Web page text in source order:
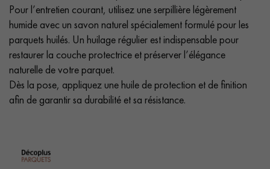
Pour l’entretien courant, utilisez une serpillière légèrement
humide avec un savon naturel spécialement formulé pour les
parquets huilés. Un huilage régulier est indispensable pour
restaurer la couche protectrice et préserver l’élégance
naturelle de votre parquet.
Dès la pose, appliquez une huile de protection et de finition
afin de garantir sa durabilité et sa résistance.